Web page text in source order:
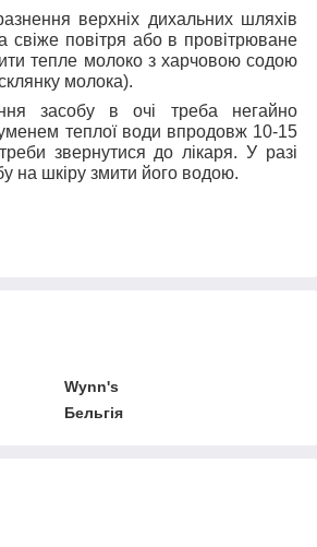
верхніх дихальних шляхів
свіже повітря або в провітрюване
тепле молоко з харчовою содою
молока).
засобу в очі треба негайно
теплої води впродовж 10-15
звернутися до лікаря. У разі
на шкіру змити його водою.
Wynn's
Бельгія